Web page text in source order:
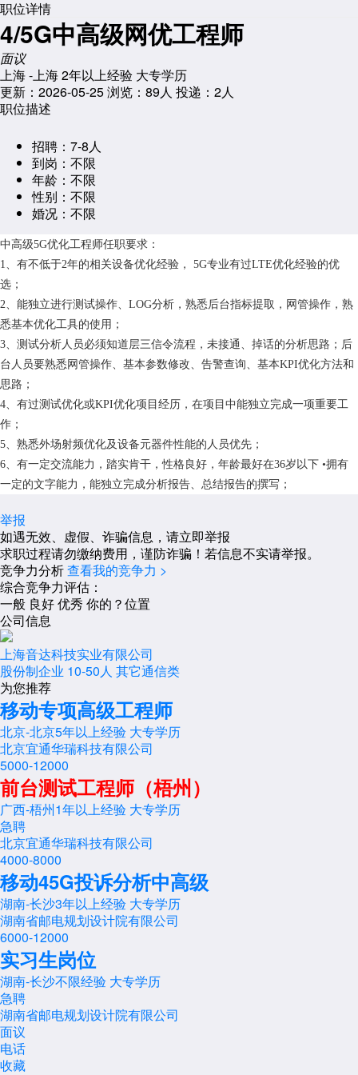
职位详情
4/5G中高级网优工程师
面议
上海 -上海2年以上经验 大专学历
更新：2026-05-25浏览： 89人 投递：2人
职位描述
招聘： 7-8人
到岗： 不限
年龄： 不限
性别： 不限
婚况： 不限
中高级5G优化工程师任职要求：
1、有不低于2年的相关设备优化经验， 5G专业有过LTE优化经验的优
选；
2、能独立进行测试操作、LOG分析，熟悉后台指标提取，网管操作，熟
悉基本优化工具的使用；
3、测试分析人员必须知道层三信令流程，未接通、掉话的分析思路；后
台人员要熟悉网管操作、基本参数修改、告警查询、基本KPI优化方法和
思路；
4、有过测试优化或KPI优化项目经历，在项目中能独立完成一项重要工
作；
5、熟悉外场射频优化及设备元器件性能的人员优先；
6、有一定交流能力，踏实肯干，性格良好，年龄最好在36岁以下 •拥有
一定的文字能力，能独立完成分析报告、总结报告的撰写；
举报
如遇无效、虚假、诈骗信息，请立即举报
求职过程请勿缴纳费用，谨防诈骗！若信息不实请举报。
竞争力分析查看我的竞争力 >
综合竞争力评估：
一般 良好优秀 你的？位置
公司信息
上海音达科技实业有限公司
股份制企业 10-50人 其它通信类
为您推荐
移动专项高级工程师
北京-北京5年以上经验 大专学历
北京宜通华瑞科技有限公司
5000-12000
前台测试工程师（梧州）
广西-梧州1年以上经验 大专学历
急聘
北京宜通华瑞科技有限公司
4000-8000
移动45G投诉分析中高级
湖南-长沙3年以上经验 大专学历
湖南省邮电规划设计院有限公司
6000-12000
实习生岗位
湖南-长沙不限经验 大专学历
急聘
湖南省邮电规划设计院有限公司
面议
电话
收藏